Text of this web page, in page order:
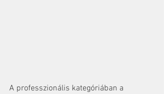
A professzionális kategóriában a